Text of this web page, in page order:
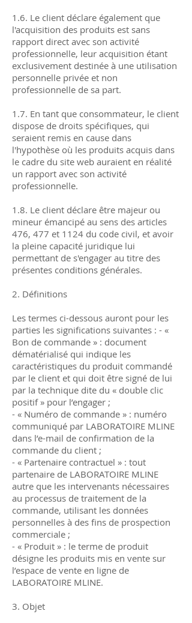
1.6. Le client déclare également que
l'acquisition des produits est sans
rapport direct avec son activité
professionnelle, leur acquisition étant
exclusivement destinée à une utilisation
personnelle privée et non
professionnelle de sa part.
1.7. En tant que consommateur, le client
dispose de droits spécifiques, qui
seraient remis en cause dans
l'hypothèse où les produits acquis dans
le cadre du site web auraient en réalité
un rapport avec son activité
professionnelle.
1.8. Le client déclare être majeur ou
mineur émancipé au sens des articles
476, 477 et 1124 du code civil, et avoir
la pleine capacité juridique lui
permettant de s'engager au titre des
présentes conditions générales.
2. Définitions
Les termes ci-dessous auront pour les
parties les significations suivantes : - «
Bon de commande » : document
dématérialisé qui indique les
caractéristiques du produit commandé
par le client et qui doit être signé de lui
par la technique dite du « double clic
positif » pour l’engager ;
- « Numéro de commande » : numéro
communiqué par LABORATOIRE MLINE
dans l’e-mail de confirmation de la
commande du client ;
- « Partenaire contractuel » : tout
partenaire de LABORATOIRE MLINE
autre que les intervenants nécessaires
au processus de traitement de la
commande, utilisant les données
personnelles à des fins de prospection
commerciale ;
- « Produit » : le terme de produit
désigne les produits mis en vente sur
l’espace de vente en ligne de
LABORATOIRE MLINE.
3. Objet